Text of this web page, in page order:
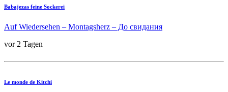
Babajezas feine Sockerei
Auf Wiedersehen – Montagsherz – До свидания
vor 2 Tagen
Le monde de Kitchi